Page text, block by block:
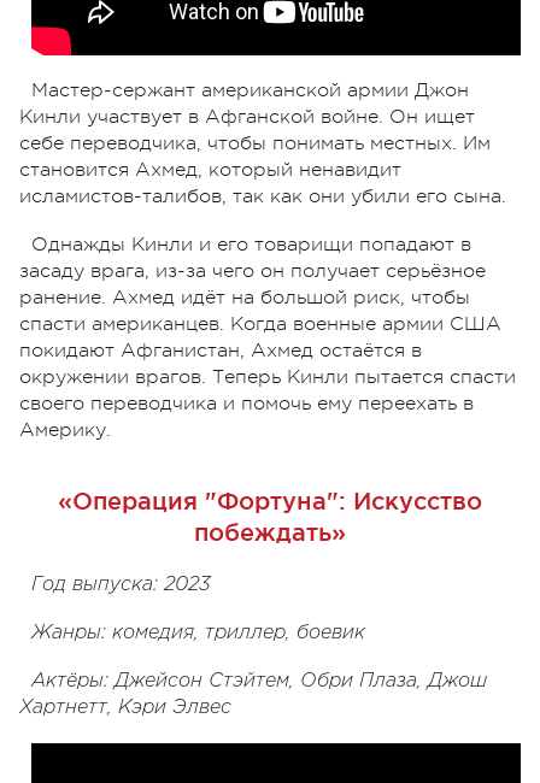
Мастер-сержант американской армии Джон
Кинли участвует в Афганской войне. Он ищет
себе переводчика, чтобы понимать местных. Им
становится Ахмед, который ненавидит
исламистов-талибов, так как они убили его сына.
Однажды Кинли и его товарищи попадают в
засаду врага, из-за чего он получает серьёзное
ранение. Ахмед идёт на большой риск, чтобы
спасти американцев. Когда военные армии США
покидают Афганистан, Ахмед остаётся в
окружении врагов. Теперь Кинли пытается спасти
своего переводчика и помочь ему переехать в
Америку.
«Операция "Фортуна": Искусство
побеждать»
Год выпуска: 2023
Жанры: комедия, триллер, боевик
Актёры: Джейсон Стэйтем, Обри Плаза, Джош
Хартнетт, Кэри Элвес